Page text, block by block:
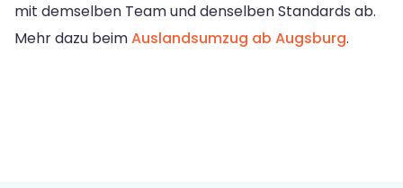
mit demselben Team und denselben Standards ab.
Mehr dazu beimAuslandsumzug ab Augsburg.